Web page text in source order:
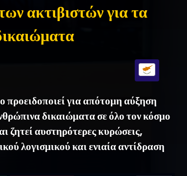
ακτιβιστών για τα
για απότομη αύξηση
δικαιώματα σε όλο τον κόσμο
ζητεί αυστηρότερες κυρώσεις,
λογισμικού και ενιαία αντίδραση